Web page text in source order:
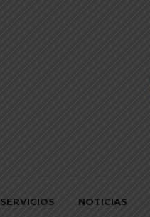
SERVICIOS NOTICIAS